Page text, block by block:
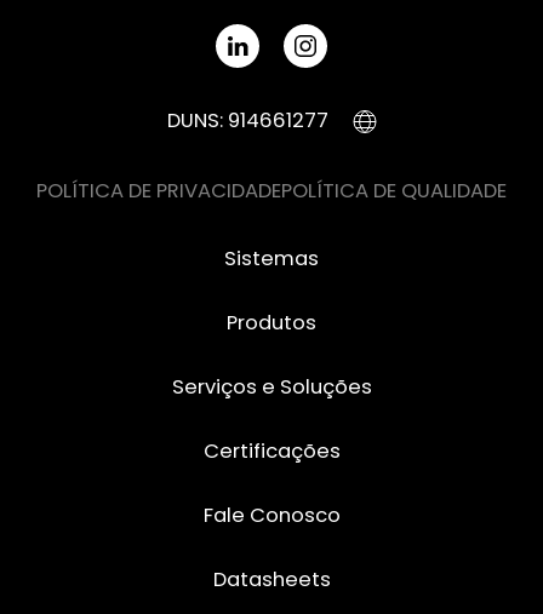
DUNS: 914661277
POLÍTICA DE PRIVACIDADEPOLÍTICA DE QUALIDADE
Sistemas
Produtos
Serviços e Soluções
Certificações
Fale Conosco
Datasheets